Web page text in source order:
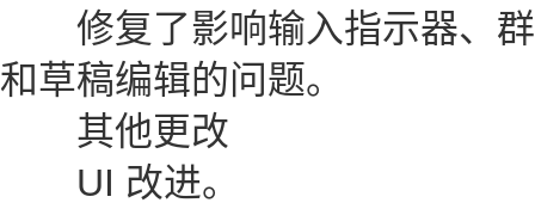
修复了影响输入指示器、群
和草稿编辑的问题。
其他更改
UI 改进。